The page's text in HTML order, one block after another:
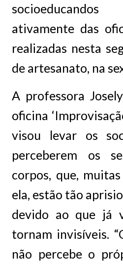
ativamente das
realizadas nesta
de artesanato, na
A professora
oficina
visou levar os
perceberem os
corpos, que,
ela, estão tão
devido ao que já
tornam invisíveis.
não percebe o